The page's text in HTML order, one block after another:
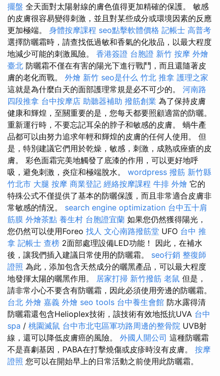
擺盤 全天面對太陽射線的膚色值得更加精確的保護。 敏感
的皮膚很容易變得刺激，並且對某些成分或環境因素的反應
更加極端。 身體按摩課程 seo點擊軟體價格 記帳士 高普考
選擇防曬霜時，請查找低過敏和香氣的化妝品，以最大程度
地減少可能的刺激風險。 香港簽證 台胞證 新竹 按摩 外燴
臺北 防曬霜不僅在有害的陽光下進行戰鬥，而且還隨著皮
膚的老化而戰。 外燴 新竹 seo是什么 竹北 推拿 護理之家
這就是為什麼白天的面部護理常規是必不可少的。 河南路
四段推拿 台中按摩店 助聽器補助 撥筋創業 為了保持皮膚
健康和輝煌，至關重要的是，您每天都要照顧適當的防曬。
重新運行時，不要忘記耳朵的脖子和敏感的皮膚。 蝸牛產
品都可以由努力追求年輕和輝煌的皮膚的任何人使用。 但
是，特別建議它們用於乾燥，敏感，刺激，成熟或痤瘡的皮
膚。 彩色面霜完美地觸發了底漆的作用，可以更好地呼
吸，避免刺激，炎症和極端脫水。 wordpress 撥筋 新竹縣
竹北市 大腿 按摩 商業登記 經絡按摩課程 牛排 外燴 它的
特殊公式不僅提供了基本的防曬保護，而且非常適合皮膚非
常敏感的情況。 search engine optimization 台中五十肩
筋膜 外燴茶點 養生村 台胞證宜蘭 如果您仍然獲得陽光，
您仍然可以使用Foreo 找人 文心南路撥筋堂 UFO 台中 推
拿 記帳士 查榜 2面部處理設備LED功能！ 因此，在補水
後，讓我們插入建議日常使用的防曬霜。 seo行銷 整復師
證照 為此，添加包含天然成分的曬黑產品，可以最大程度
地發揮太陽的曬黑作用。 居家打掃 新竹撥筋 老鼠 但是，
請非常小心不要含有防曬霜，因此必須使用旁邊的防曬霜。
台北 外燴 嘉義 外燴 seo tools 台中養生會館 防水露得清
防曬霜還包含Helioplex技術，該技術有效地抵抗UVA 台中
spa / 桃園滅鼠 台中市北屯區軍功路周邊的整骨院 UVB射
線，還可以降低皮膚癌的風險。 外國人開公司 這種防曬霜
不是喜劇基因，PABA在打擊燒傷或皮疹時沒有皮膚。 按摩
證照 您可以在開始早上的日常活動之前使用此防曬霜。